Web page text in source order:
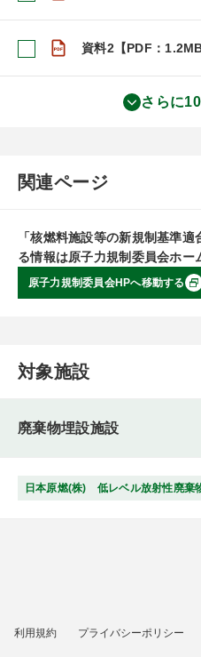
資料2【PDF：1.2MB
さらに
関連ページ
「核燃料施設等の新規制基準
る情報は原子力規制委員会ホー
原子力規制委員会HPへ移動する
対象施設
廃棄物埋設施設
日本原燃(株) 低レベル放射性廃棄
利用規約 プライバシーポリシー